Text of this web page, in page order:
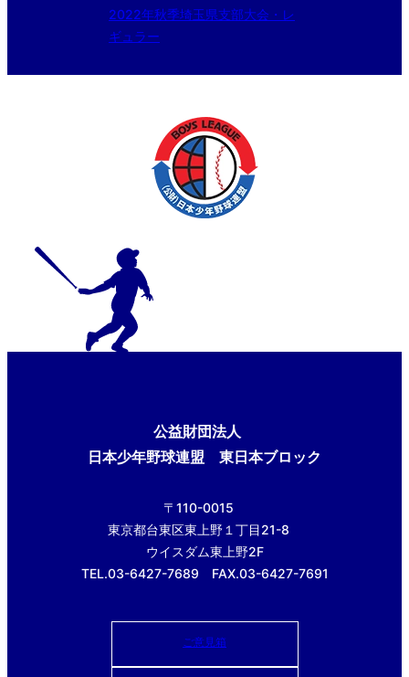
2022年秋季埼玉県支部大会・レ
ギュラー
公益財団法人
日本少年野球連盟 東日本ブロック
〒110-0015
東京都台東区東上野１丁目21-8
ウイスダム東上野2F
TEL.03-6427-7689 FAX.03-6427-7691
ご意見箱